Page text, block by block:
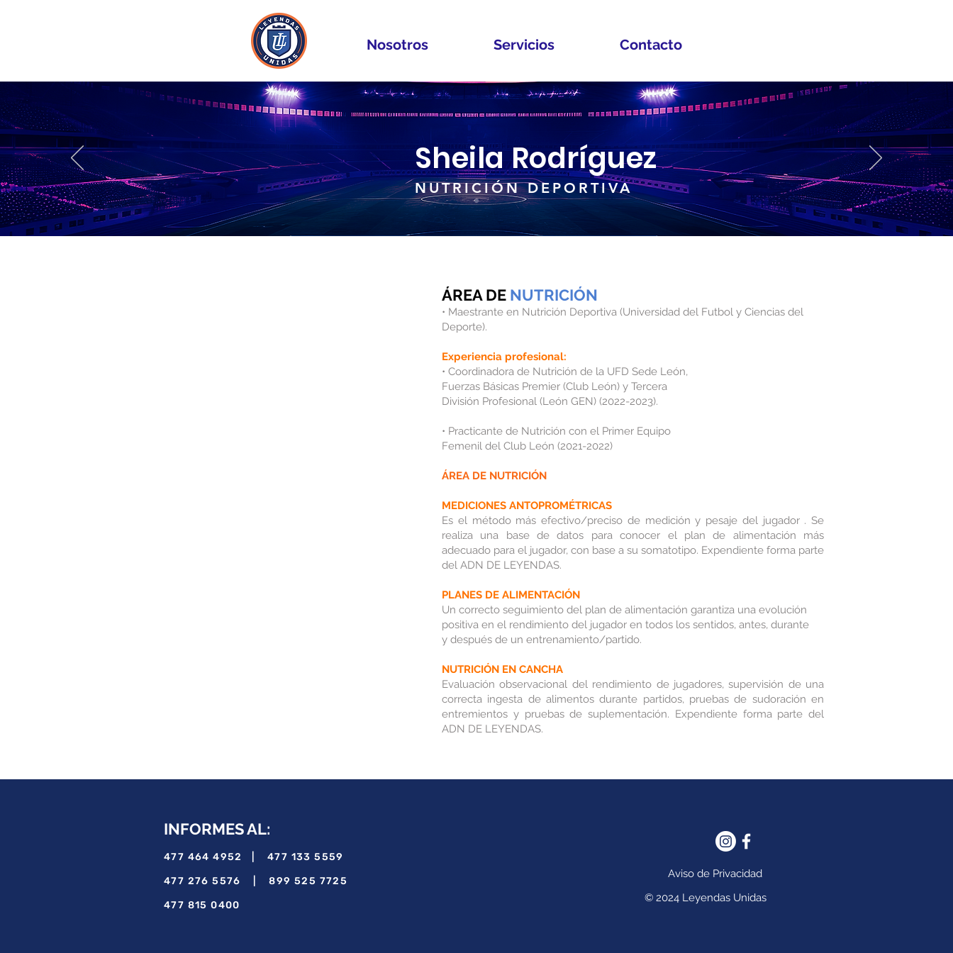
Nosotros Servicios Contacto
Sheila Rodríguez
NUTRICIÓN DEPORTIVA
ÁREA DE NUTRICIÓN
• Maestrante en Nutrición Deportiva (Universidad del Futbol y Ciencias del
Deporte).
Experiencia profesional:
• Coordinadora de Nutrición de la UFD Sede León,
Fuerzas Básicas Premier (Club León) y Tercera
División Profesional (León GEN) (2022-2023).
• Practicante de Nutrición con el Primer Equipo
Femenil del Club León (2021-2022)
ÁREA DE NUTRICIÓN
MEDICIONES ANTOPROMÉTRICAS
Es el método más efectivo/preciso de medición y pesaje del jugador . Se
realiza una base de datos para conocer el plan de alimentación más
adecuado para el jugador, con base a su somatotipo. Expendiente forma parte
del ADN DE LEYENDAS.
PLANES DE ALIMENTACIÓN
Un correcto seguimiento del plan de alimentación garantiza una evolución
positiva en el rendimiento del jugador en todos los sentidos, antes, durante
y después de un entrenamiento/partido.
NUTRICIÓN EN CANCHA
Evaluación observacional del rendimiento de jugadores, supervisión de una
correcta ingesta de alimentos durante partidos, pruebas de sudoración en
entremientos y pruebas de suplementación. Expendiente forma parte del
ADN DE LEYENDAS.
INFORMES AL:
477 464 4952 ​ |477 133 5559
477 276 5576 |
​899 525 7725
477 815 0400
Aviso de Privacidad
© 2024 Leyendas Unidas